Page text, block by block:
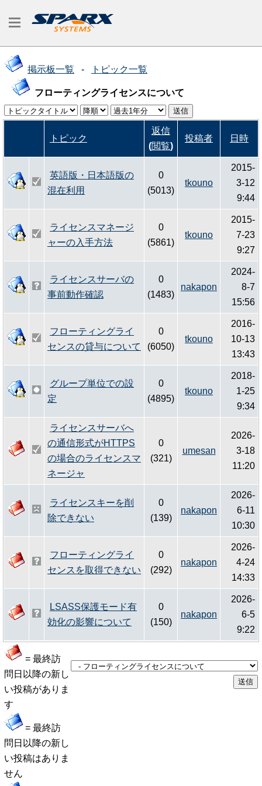
掲示板一覧 - トピック一覧
フローティングライセンスについて
トピック
返信
(閲覧)
投稿者 日時
英語版・日本語版の
混在利用
0
(5013)
tkouno
2015-
3-12
9:44
ライセンスマネージ
ャーの入手方法
0
(5861)
tkouno
2015-
7-23
9:27
ライセンスサーバの
事前動作確認
0
(1483)
nakapon
2024-
8-7
15:56
フローティングライ
センスの貸与について
0
(6050)
tkouno
2016-
10-13
13:43
グループ単位での設
定
0
(4895)
tkouno
2018-
1-25
9:34
ライセンスサーバへ
の通信形式がHTTPS
の場合のライセンスマ
ネージャ
0
(321)
umesan
2026-
3-18
11:20
ライセンスキーを削
除できない
0
(139)
nakapon
2026-
6-11
10:30
フローティングライ
センスを取得できない
0
(292)
nakapon
2026-
4-24
14:33
LSASS保護モード有
効化の影響について
0
(150)
nakapon
2026-
6-5
9:22
= 最終訪
問日以降の新し
い投稿がありま
す
= 最終訪
問日以降の新し
い投稿はありま
せん